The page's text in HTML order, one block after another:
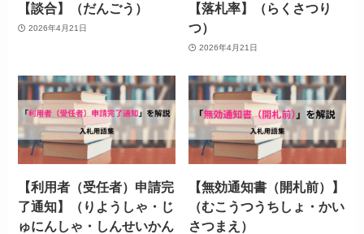
【談合】（だんごう）
2026年4月21日
【落札率】（らくさつり
つ）
2026年4月21日
【利用者（受任者）申請完
了通知】（りようしゃ・じ
ゅにんしゃ・しんせいかん
【無効通知書（開札前）】
（むこうつうちしょ・かい
さつまえ）